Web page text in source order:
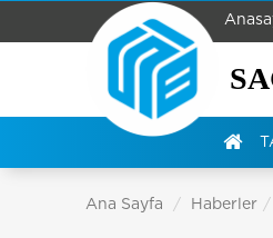
Ana Sayfa Haberler